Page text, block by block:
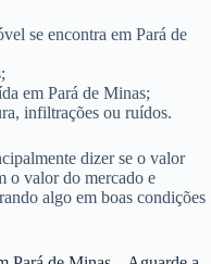
se encontra em Pará de
em Pará de Minas;
infiltrações ou ruídos.
dizer se o valor
o valor do mercado e
algo em boas condições